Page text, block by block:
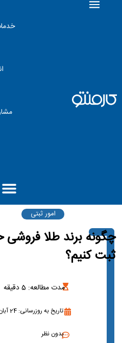
امور ثبتی
چگونه برند طلا فروشی
ثبت کنیم؟
مدت مطالعه: 5دقیقه
تاریخ به روزرسانی: 24 آبان 1402
بدون نظر